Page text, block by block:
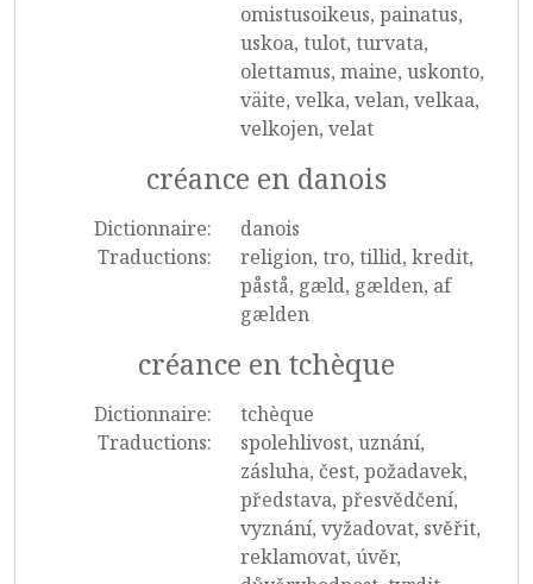
omistusoikeus, painatus,
uskoa, tulot, turvata,
olettamus, maine, uskonto,
väite, velka, velan, velkaa,
velkojen, velat
créance en danois
Dictionnaire:
danois
Traductions:
religion, tro, tillid, kredit,
påstå, gæld, gælden, af
gælden
créance en tchèque
Dictionnaire:
tchèque
Traductions:
spolehlivost, uznání,
zásluha, čest, požadavek,
představa, přesvědčení,
vyznání, vyžadovat, svěřit,
reklamovat, úvěr,